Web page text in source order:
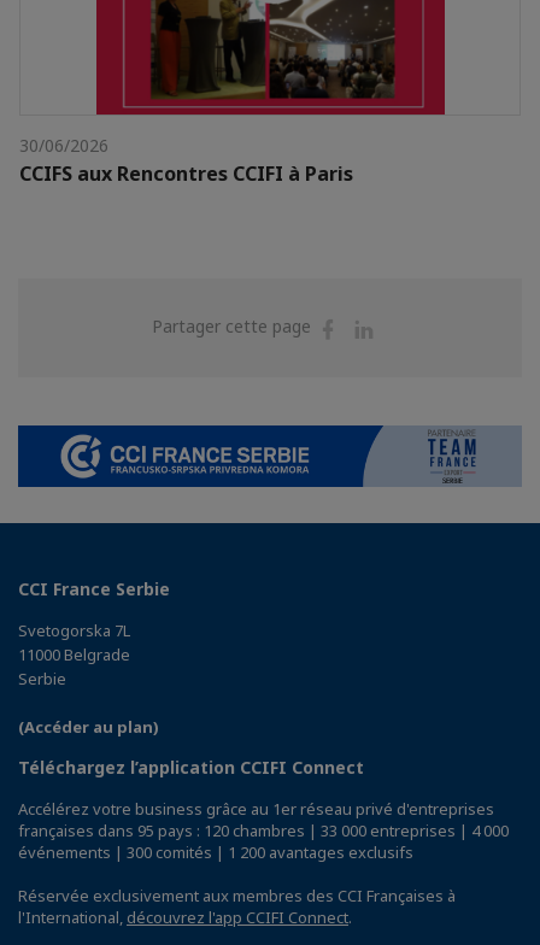
30/06/2026
CCIFS aux Rencontres CCIFI à Paris
Partager cette page
Partager
CCI France Serbie
Svetogorska 7L
11000 Belgrade
Serbie
(Accéder au plan)
Téléchargez l’application CCIFI Connect
Accélérez votre business grâce au 1er réseau privé d'entreprises
françaises dans 95 pays : 120 chambres | 33 000 entreprises | 4 000
événements | 300 comités | 1 200 avantages exclusifs
Réservée exclusivement aux membres des CCI Françaises à
l'International, découvrez l'app CCIFI Connect.